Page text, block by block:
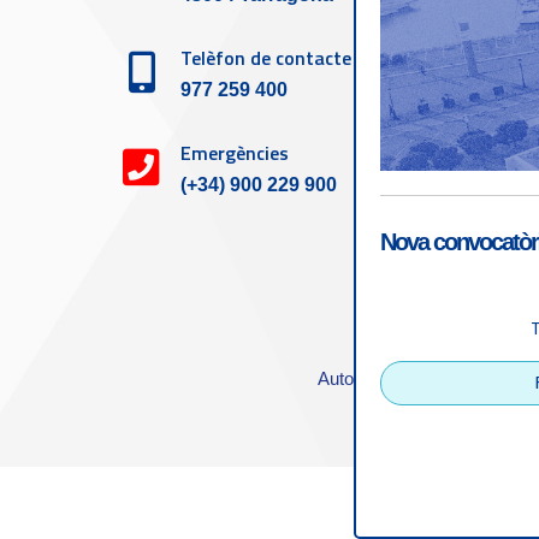
Telèfon de contacte
977 259 400
Emergències
(+34) 900 229 900
Autoritat Portuària de
Nova